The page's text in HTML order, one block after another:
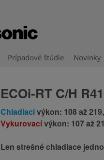
Prípadové štúdie Novinky
ECOi-RT C/H
Chladiacivýkon: 108 až
Vykurovacívýkon: 107 až
Len strešné chladiace